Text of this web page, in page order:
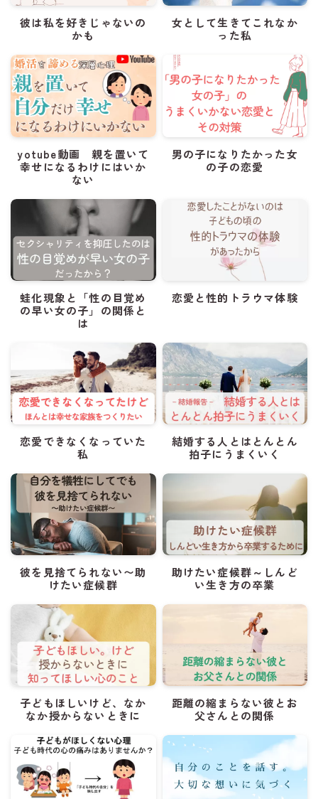
彼は私を好きじゃないの
かも
女として生きてこれなか
った私
yotube動画 親を置いて
幸せになるわけにはいか
ない
男の子になりたかった女
の子の恋愛
蛙化現象と「性の目覚め
の早い女の子」の関係と
は
恋愛と性的トラウマ体験
恋愛できなくなっていた
私
結婚する人とはとんとん
拍子にうまくいく
彼を見捨てられない〜助
けたい症候群
助けたい症候群～しんど
い生き方の卒業
子どもほしいけど、なか
なか授からないときに
距離の縮まらない彼とお
父さんとの関係